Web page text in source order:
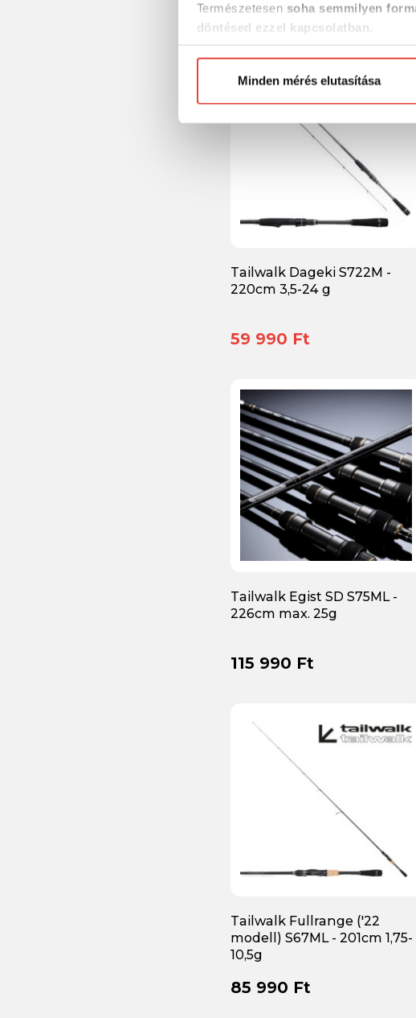
Természetesen soha semmilyen
döntésed ezzel kapcsolatban.
Előre is köszönjük!
Minden mérés elutasítása
82 990 Ft
-19%
Tailwalk Dageki S722M -
220cm 3,5-24 g
59 990 Ft
Tailwalk Egist SD S75ML -
226cm max. 25g
115 990 Ft
Tailwalk Fullrange ('22
modell) S67ML - 201cm 1,75-
10,5g
85 990 Ft